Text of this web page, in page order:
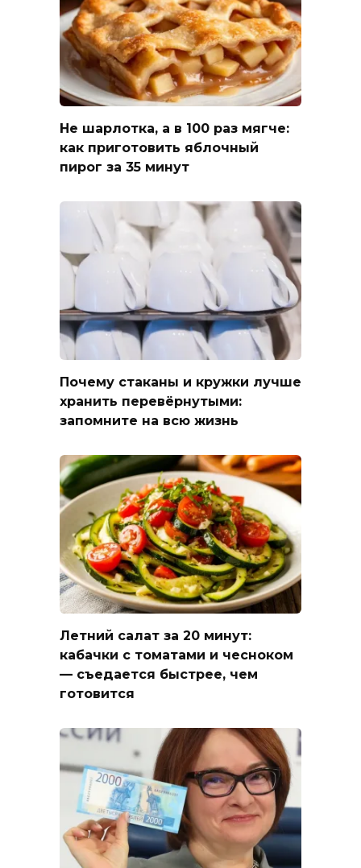
Не шарлотка, а в 100 раз мягче:
как приготовить яблочный
пирог за 35 минут
Почему стаканы и кружки лучше
хранить перевёрнутыми:
запомните на всю жизнь
Летний салат за 20 минут:
кабачки с томатами и чесноком
— съедается быстрее, чем
готовится